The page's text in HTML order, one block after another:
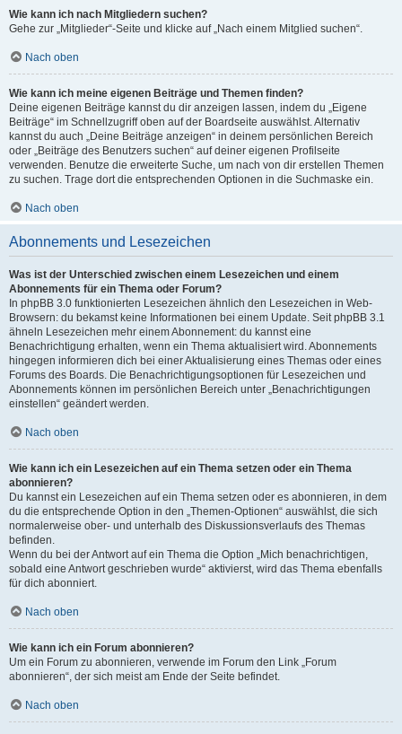
Wie kann ich nach Mitgliedern suchen?
Gehe zur „Mitglieder“-Seite und klicke auf „Nach einem Mitglied suchen“.
Nach oben
Wie kann ich meine eigenen Beiträge und Themen finden?
Deine eigenen Beiträge kannst du dir anzeigen lassen, indem du „Eigene
Beiträge“ im Schnellzugriff oben auf der Boardseite auswählst. Alternativ
kannst du auch „Deine Beiträge anzeigen“ in deinem persönlichen Bereich
oder „Beiträge des Benutzers suchen“ auf deiner eigenen Profilseite
verwenden. Benutze die erweiterte Suche, um nach von dir erstellen Themen
zu suchen. Trage dort die entsprechenden Optionen in die Suchmaske ein.
Nach oben
Abonnements und Lesezeichen
Was ist der Unterschied zwischen einem Lesezeichen und einem
Abonnements für ein Thema oder Forum?
In phpBB 3.0 funktionierten Lesezeichen ähnlich den Lesezeichen in Web-
Browsern: du bekamst keine Informationen bei einem Update. Seit phpBB 3.1
ähneln Lesezeichen mehr einem Abonnement: du kannst eine
Benachrichtigung erhalten, wenn ein Thema aktualisiert wird. Abonnements
hingegen informieren dich bei einer Aktualisierung eines Themas oder eines
Forums des Boards. Die Benachrichtigungsoptionen für Lesezeichen und
Abonnements können im persönlichen Bereich unter „Benachrichtigungen
einstellen“ geändert werden.
Nach oben
Wie kann ich ein Lesezeichen auf ein Thema setzen oder ein Thema
abonnieren?
Du kannst ein Lesezeichen auf ein Thema setzen oder es abonnieren, in dem
du die entsprechende Option in den „Themen-Optionen“ auswählst, die sich
normalerweise ober- und unterhalb des Diskussionsverlaufs des Themas
befinden.
Wenn du bei der Antwort auf ein Thema die Option „Mich benachrichtigen,
sobald eine Antwort geschrieben wurde“ aktivierst, wird das Thema ebenfalls
für dich abonniert.
Nach oben
Wie kann ich ein Forum abonnieren?
Um ein Forum zu abonnieren, verwende im Forum den Link „Forum
abonnieren“, der sich meist am Ende der Seite befindet.
Nach oben